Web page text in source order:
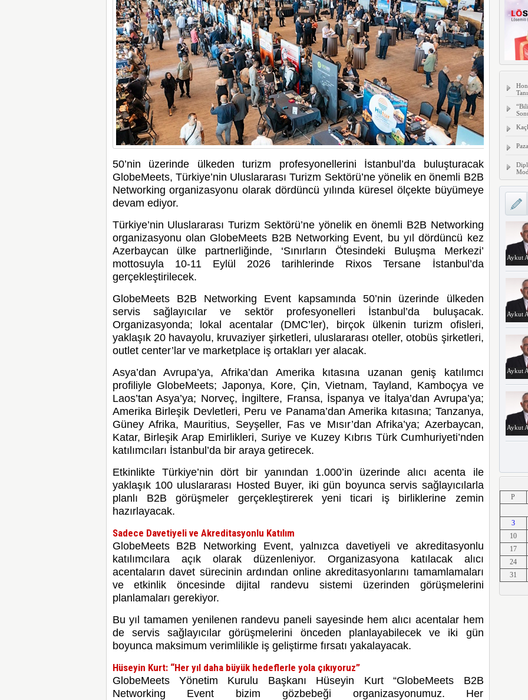
50’nin üzerinde ülkeden turizm profesyonellerini İstanbul’da buluşturacak
GlobeMeets, Türkiye’nin Uluslararası Turizm Sektörü’ne yönelik en önemli B2B
Networking organizasyonu olarak dördüncü yılında küresel ölçekte büyümeye
devam ediyor.
Türkiye’nin Uluslararası Turizm Sektörü’ne yönelik en önemli B2B Networking
organizasyonu olan GlobeMeets B2B Networking Event, bu yıl dördüncü kez
Azerbaycan ülke partnerliğinde, ‘Sınırların Ötesindeki Buluşma Merkezi’
mottosuyla 10-11 Eylül 2026 tarihlerinde Rixos Tersane İstanbul’da
gerçekleştirilecek.
GlobeMeets B2B Networking Event kapsamında 50’nin üzerinde ülkeden
servis sağlayıcılar ve sektör profesyonelleri İstanbul’da buluşacak.
Organizasyonda; lokal acentalar (DMC’ler), birçok ülkenin turizm ofisleri,
yaklaşık 20 havayolu, kruvaziyer şirketleri, uluslararası oteller, otobüs şirketleri,
outlet center’lar ve marketplace iş ortakları yer alacak.
Asya’dan Avrupa’ya, Afrika’dan Amerika kıtasına uzanan geniş katılımcı
profiliyle GlobeMeets; Japonya, Kore, Çin, Vietnam, Tayland, Kamboçya ve
Laos’tan Asya’ya; Norveç, İngiltere, Fransa, İspanya ve İtalya’dan Avrupa’ya;
Amerika Birleşik Devletleri, Peru ve Panama’dan Amerika kıtasına; Tanzanya,
Güney Afrika, Mauritius, Seyşeller, Fas ve Mısır’dan Afrika’ya; Azerbaycan,
Katar, Birleşik Arap Emirlikleri, Suriye ve Kuzey Kıbrıs Türk Cumhuriyeti’nden
katılımcıları İstanbul’da bir araya getirecek.
Etkinlikte Türkiye’nin dört bir yanından 1.000’in üzerinde alıcı acenta ile
yaklaşık 100 uluslararası Hosted Buyer, iki gün boyunca servis sağlayıcılarla
planlı B2B görüşmeler gerçekleştirerek yeni ticari iş birliklerine zemin
hazırlayacak.
Sadece Davetiyeli ve Akreditasyonlu Katılım
GlobeMeets B2B Networking Event, yalnızca davetiyeli ve akreditasyonlu
katılımcılara açık olarak düzenleniyor. Organizasyona katılacak alıcı
acentaların davet sürecinin ardından online akreditasyonlarını tamamlamaları
ve etkinlik öncesinde dijital randevu sistemi üzerinden görüşmelerini
planlamaları gerekiyor.
Bu yıl tamamen yenilenen randevu paneli sayesinde hem alıcı acentalar hem
de servis sağlayıcılar görüşmelerini önceden planlayabilecek ve iki gün
boyunca maksimum verimlilikle iş geliştirme fırsatı yakalayacak.
Hüseyin Kurt: “Her yıl daha büyük hedeflerle yola çıkıyoruz”
GlobeMeets Yönetim Kurulu Başkanı Hüseyin Kurt“GlobeMeets B2B
Networking Event bizim gözbebeği organizasyonumuz. Her
Aykut
Aykut
Aykut
Aykut
Erkut
Erkut
P
3
10
17
24
31